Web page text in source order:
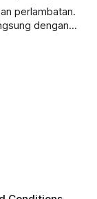
perlambatan.
dengan